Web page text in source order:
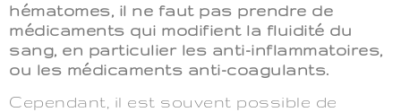
hématomes, il ne faut pas prendre de
médicaments qui modifient la fluidité du
sang, en particulier les anti-inflammatoires,
ou les médicaments anti-coagulants.
Cependant, il est souvent possible de